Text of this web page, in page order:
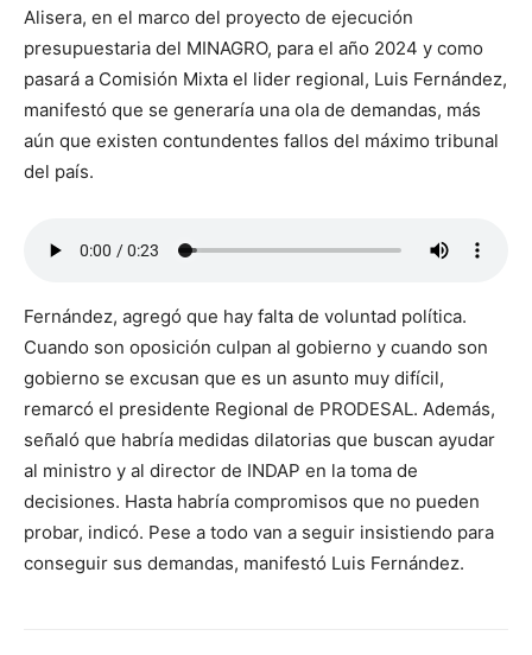
Alisera, en el marco del proyecto de ejecución
presupuestaria del MINAGRO, para el año 2024 y como
pasará a Comisión Mixta el lider regional, Luis Fernández,
manifestó que se generaría una ola de demandas, más
aún que existen contundentes fallos del máximo tribunal
del país.
Fernández, agregó que hay falta de voluntad política.
Cuando son oposición culpan al gobierno y cuando son
gobierno se excusan que es un asunto muy difícil,
remarcó el presidente Regional de PRODESAL. Además,
señaló que habría medidas dilatorias que buscan ayudar
al ministro y al director de INDAP en la toma de
decisiones. Hasta habría compromisos que no pueden
probar, indicó. Pese a todo van a seguir insistiendo para
conseguir sus demandas, manifestó Luis Fernández.